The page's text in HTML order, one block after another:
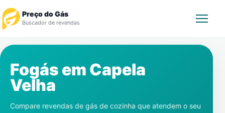
Preço do Gás
Buscador de revendas
Revendedor
Notícias
Fogás em Capela
Velha
Compare revendas de gás de cozinha que atendem o seu